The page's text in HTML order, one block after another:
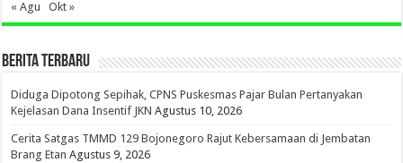
« Agu
Okt »
BERITA TERBARU
Diduga Dipotong Sepihak, CPNS Puskesmas Pajar Bulan Pertanyakan
Kejelasan Dana Insentif JKN Agustus 10, 2026
Cerita Satgas TMMD 129 Bojonegoro Rajut Kebersamaan di Jembatan
Brang Etan Agustus 9, 2026